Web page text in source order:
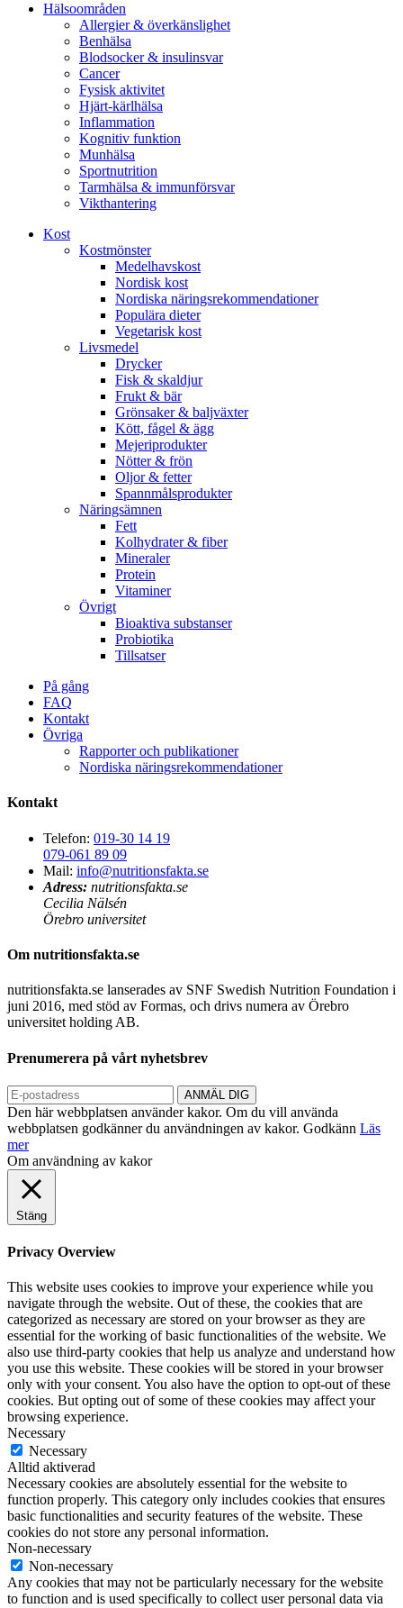
Hälsoområden
Allergier & överkänslighet
Benhälsa
Blodsocker & insulinsvar
Cancer
Fysisk aktivitet
Hjärt-kärlhälsa
Inflammation
Kognitiv funktion
Munhälsa
Sportnutrition
Tarmhälsa & immunförsvar
Vikthantering
Kost
Kostmönster
Medelhavskost
Nordisk kost
Nordiska näringsrekommendationer
Populära dieter
Vegetarisk kost
Livsmedel
Drycker
Fisk & skaldjur
Frukt & bär
Grönsaker & baljväxter
Kött, fågel & ägg
Mejeriprodukter
Nötter & frön
Oljor & fetter
Spannmålsprodukter
Näringsämnen
Fett
Kolhydrater & fiber
Mineraler
Protein
Vitaminer
Övrigt
Bioaktiva substanser
Probiotika
Tillsatser
På gång
FAQ
Kontakt
Övriga
Rapporter och publikationer
Nordiska näringsrekommendationer
Kontakt
Telefon: 019-30 14 19
079-061 89 09
Mail: info@nutritionsfakta.se
Adress: nutritionsfakta.se
Cecilia Nälsén
Örebro universitet
Om nutritionsfakta.se
nutritionsfakta.se lanserades av SNF Swedish Nutrition Foundation i
juni 2016, med stöd av Formas, och drivs numera av Örebro
universitet holding AB.
Prenumerera på vårt nyhetsbrev
Den här webbplatsen använder kakor. Om du vill använda
webbplatsen godkänner du användningen av kakor. Godkänn Läs
mer
Om användning av kakor
Stäng
Privacy Overview
This website uses cookies to improve your experience while you
navigate through the website. Out of these, the cookies that are
categorized as necessary are stored on your browser as they are
essential for the working of basic functionalities of the website. We
also use third-party cookies that help us analyze and understand how
you use this website. These cookies will be stored in your browser
only with your consent. You also have the option to opt-out of these
cookies. But opting out of some of these cookies may affect your
browsing experience.
Necessary
Necessary
Alltid aktiverad
Necessary cookies are absolutely essential for the website to
function properly. This category only includes cookies that ensures
basic functionalities and security features of the website. These
cookies do not store any personal information.
Non-necessary
Non-necessary
Any cookies that may not be particularly necessary for the website
to function and is used specifically to collect user personal data via